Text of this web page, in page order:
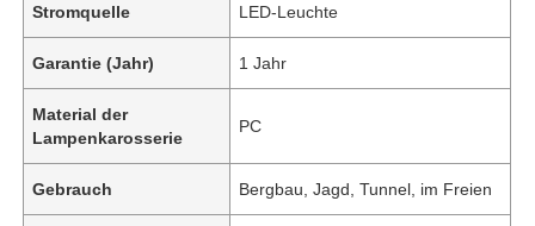
Stromquelle LED-Leuchte
Garantie (Jahr) 1 Jahr
Material der
Lampenkarosserie
PC
Gebrauch Bergbau, Jagd, Tunnel, im Freien